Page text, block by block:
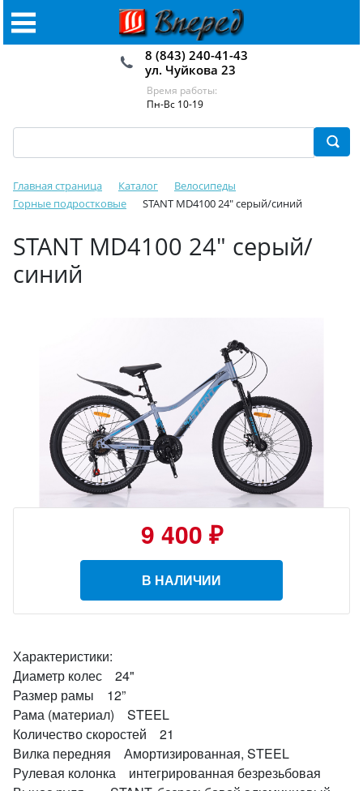
8 (843) 240-41-43
ул. Чуйкова 23
Время работы:
Пн-Вс 10-19
Главная страница Каталог
Велосипеды
Горные подростковые
STANT MD4100 24" серый/синий
STANT MD4100 24" серый/
синий
9 400 ₽
В НАЛИЧИИ
Характеристики:
Диаметр колес 24"
Размер рамы 12”
Рама (материал) STEEL
Количество скоростей 21
Вилка передняя Амортизированная, STEEL
Рулевая колонка интегрированная безрезьбовая